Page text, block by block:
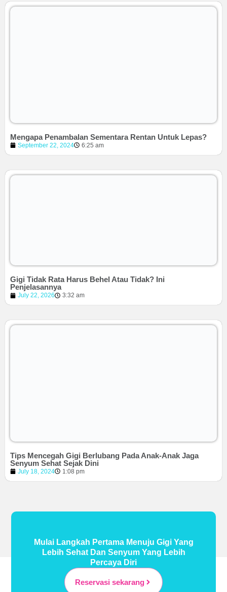
Mengapa Penambalan Sementara Rentan Untuk Lepas?
September 22, 2024 6:25 am
Gigi Tidak Rata Harus Behel Atau Tidak? Ini
Penjelasannya
July 22, 2026 3:32 am
Tips Mencegah Gigi Berlubang Pada Anak-Anak Jaga
Senyum Sehat Sejak Dini
July 18, 2024 1:08 pm
Mulai Langkah Pertama Menuju Gigi Yang
Lebih Sehat Dan Senyum Yang Lebih
Percaya Diri
Reservasi sekarang